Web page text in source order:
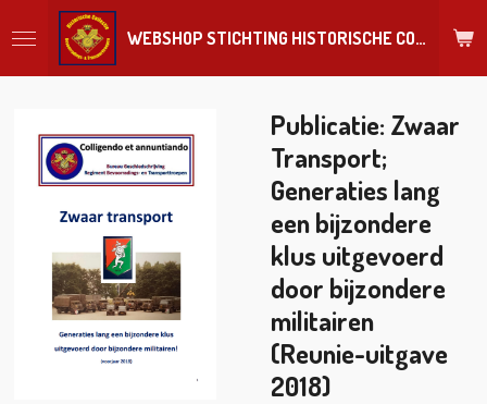
direct
WEBSHOP STICHTING HISTORISCHE COLLECTIE REGIMENT
Publicatie: Zwaar
Transport;
Generaties lang
een bijzondere
klus uitgevoerd
door bijzondere
militairen
(Reunie-uitgave
2018)